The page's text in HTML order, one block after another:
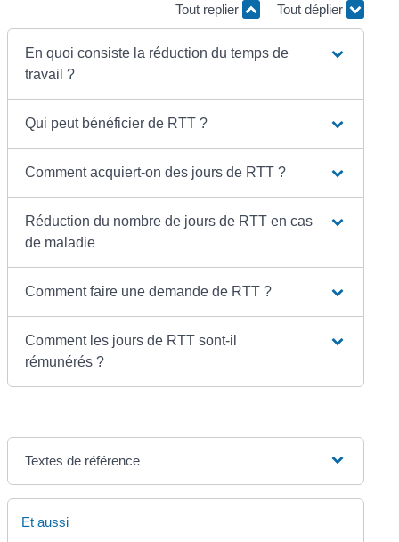
Tout replier Tout déplier
En quoi consiste la réduction du temps de
travail ?
Qui peut bénéficier de RTT ?
Comment acquiert-on des jours de RTT ?
Réduction du nombre de jours de RTT en cas
de maladie
Comment faire une demande de RTT ?
Comment les jours de RTT sont-il
rémunérés ?
Textes de référence
Et aussi